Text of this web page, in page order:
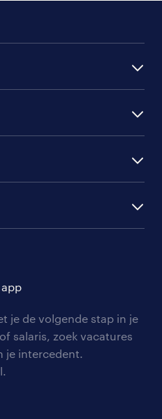
je de volgende stap in je
salaris, zoek vacatures
je intercedent.